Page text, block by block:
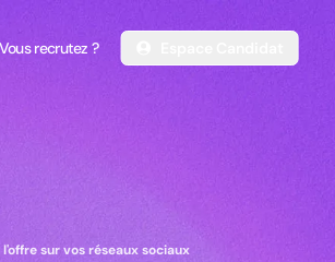
Vous recrutez ?
?
sur vos réseaux sociaux